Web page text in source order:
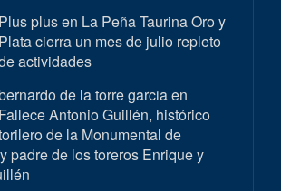
Plus plus en La Peña Taurina Oro y
Plata cierra un mes de julio repleto
actividades
de la torre garcia en
Fallece Antonio Guillén, histórico
de la Monumental de
padre de los toreros Enrique y